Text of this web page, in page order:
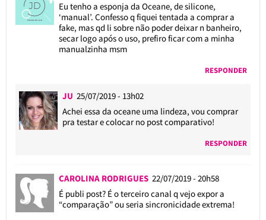
Eu tenho a esponja da Oceane, de silicone,
‘manual’. Confesso q fiquei tentada a comprar a
fake, mas qd li sobre não poder deixar n banheiro,
secar logo após o uso, prefiro ficar com a minha
manualzinha msm
RESPONDER
JU 25/07/2019 - 13h02
Achei essa da oceane uma lindeza, vou comprar
pra testar e colocar no post comparativo!
RESPONDER
CAROLINA RODRIGUES 22/07/2019 - 20h58
É publi post? É o terceiro canal q vejo expor a
“comparação” ou seria sincronicidade extrema!